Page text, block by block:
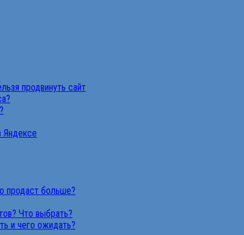
продвинуть сайт
Яндексе
продаст больше?
Что выбрать?
и чего ожидать?